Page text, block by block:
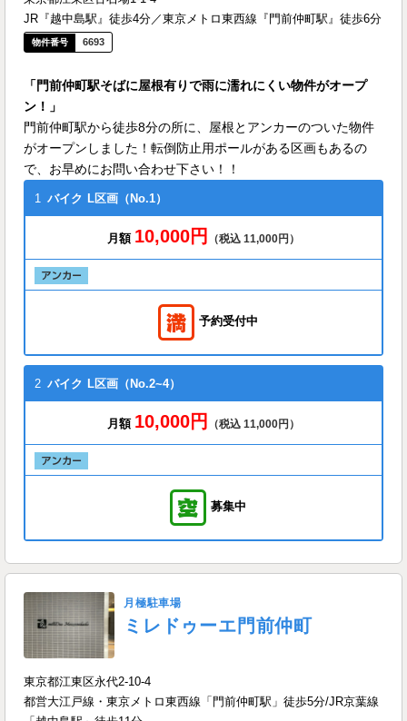
JR『越中島駅』徒歩4分／東京メトロ東西線『門前仲町駅』徒歩6分
6693
「門前仲町駅そばに屋根有りで雨に濡れにくい物件がオープ
ン！」
門前仲町駅から徒歩8分の所に、屋根とアンカーのついた物件
がオープンしました！転倒防止用ポールがある区画もあるの
で、お早めにお問い合わせ下さい！！
1 バイク L区画（No.1）
月額 10,000円 （税込 11,000円）
予約受付中
2 バイク L区画（No.2~4）
月額 10,000円 （税込 11,000円）
募集中
月極駐車場
ミレドゥーエ門前仲町
東京都江東区永代2-10-4
都営大江戸線・東京メトロ東西線「門前仲町駅」徒歩5分/JR京葉線